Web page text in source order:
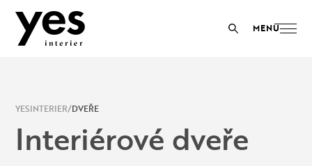
YESINTERIER DVEŘE
Interiérové dveře